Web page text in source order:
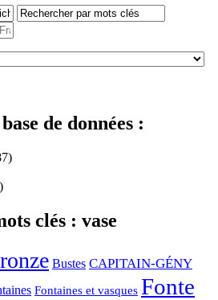
de données :
clés : vase
Bustes CAPITAIN-GÉNY
Fontaines et vasques Fonte